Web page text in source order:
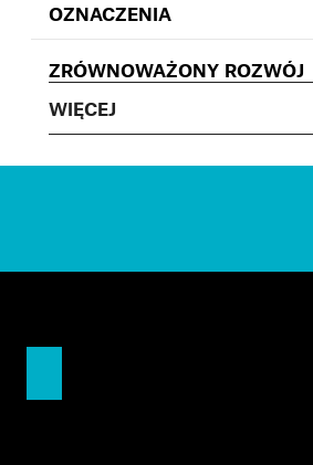
OZNACZENIA
ZRÓWNOWAŻONY ROZWÓJ
WIĘCEJ